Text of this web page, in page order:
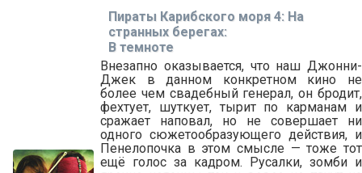
Пираты Карибского моря 4: На
странных берегах:
В темноте
Внезапно оказывается, что наш Джонни-
Джек в данном конкретном кино не
более чем свадебный генерал, он бродит,
фехтует, шуткует, тырит по карманам и
сражает наповал, но не совершает ни
одного сюжетообразующего действия, и
Пенелопочка в этом смысле — тоже тот
ещё голос за кадром. Русалки, зомби и